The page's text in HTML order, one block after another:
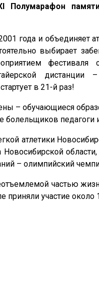
Полумарафон
года и объединяет
выбирает
фестиваля
дистанции
в 21-й раз!
– обучающиеся
болельщиков педагоги
атлетики
– олимпийский
частью
приняли участие около